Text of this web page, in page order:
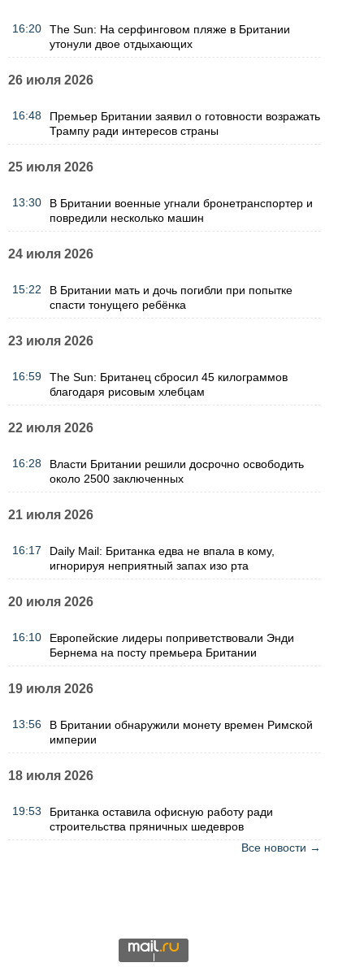
16:20
The Sun: На серфинговом пляже в Британии
утонули двое отдыхающих
26 июля 2026
16:48
Премьер Британии заявил о готовности возражать
Трампу ради интересов страны
25 июля 2026
13:30
В Британии военные угнали бронетранспортер и
повредили несколько машин
24 июля 2026
15:22
В Британии мать и дочь погибли при попытке
спасти тонущего ребёнка
23 июля 2026
16:59
The Sun: Британец сбросил 45 килограммов
благодаря рисовым хлебцам
22 июля 2026
16:28
Власти Британии решили досрочно освободить
около 2500 заключенных
21 июля 2026
16:17
Daily Mail: Британка едва не впала в кому,
игнорируя неприятный запах изо рта
20 июля 2026
16:10
Европейские лидеры поприветствовали Энди
Бернема на посту премьера Британии
19 июля 2026
13:56
В Британии обнаружили монету времен Римской
империи
18 июля 2026
19:53
Британка оставила офисную работу ради
строительства пряничных шедевров
Все новости →